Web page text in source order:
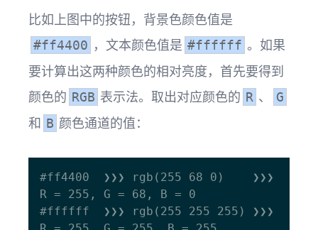
比如上图中的按钮，背景色颜色值是
#ff4400 ，文本颜色值是 #ffffff 。如果
要计算出这两种颜色的相对亮度，首先要得到
颜色的 RGB 表示法。取出对应颜色的 R 、 G
和 B 颜色通道的值：
#ff4400  ❯❯❯ rgb(255 68 0)    ❯❯❯
R = 255, G = 68, B = 0
#ffffff  ❯❯❯ rgb(255 255 255) ❯❯❯